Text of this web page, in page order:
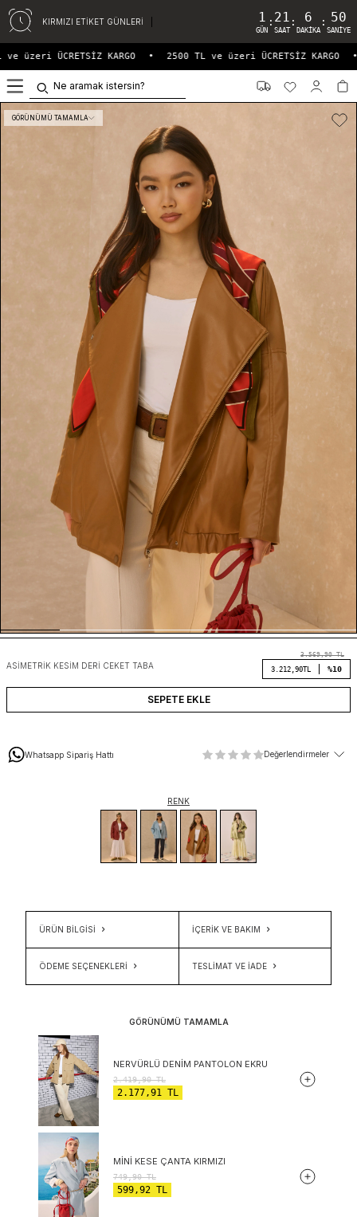
KIRMIZI ETİKET GÜNLERİ 1
GÜN
: 21
SAAT
: 6
DAKIKA
: 49
SANIYE
üzeri ÜCRETSİZ KARGO 2500 TL ve üzeri ÜCRETSİZ KARGO
GÖRÜNÜMÜ TAMAMLA
ASIMETRIK KESIM DERI CEKET TABA
3.569,90TL
3.212,90TL %10
SEPETE EKLE
Whatsapp Sipariş Hattı Değerlendirmeler
RENK
ÜRÜN BİLGİSİ İÇERIK VE BAKIM
ÖDEME SEÇENEKLERI TESLIMAT VE İADE
GÖRÜNÜMÜ TAMAMLA
NERVÜRLÜ DENIM PANTOLON EKRU
2.419,90TL
2.177,91 TL
MINI KESE ÇANTA KIRMIZI
749,90TL
599,92 TL